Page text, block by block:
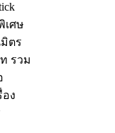
เศษ
ตร
รวม
ง